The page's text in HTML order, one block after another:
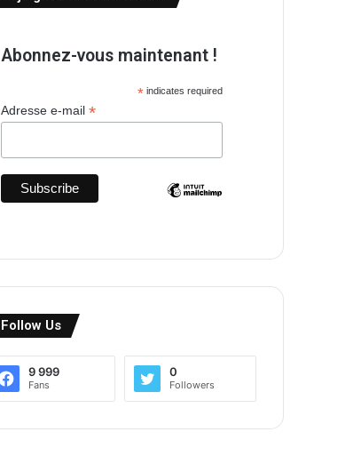
Abonnez-vous maintenant !
*indicates required
Adresse e-mail*
Follow Us
9 999
Fans
0
Followers